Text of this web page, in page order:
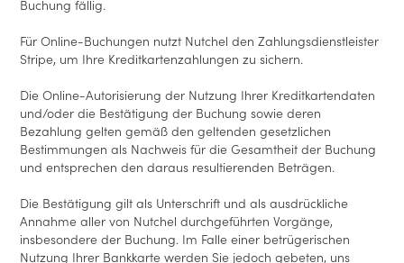
Buchung fällig.
Für Online-Buchungen nutzt Nutchel den Zahlungsdienstleister
Stripe, um Ihre Kreditkartenzahlungen zu sichern.
Die Online-Autorisierung der Nutzung Ihrer Kreditkartendaten
und/oder die Bestätigung der Buchung sowie deren
Bezahlung gelten gemäß den geltenden gesetzlichen
Bestimmungen als Nachweis für die Gesamtheit der Buchung
und entsprechen den daraus resultierenden Beträgen.
Die Bestätigung gilt als Unterschrift und als ausdrückliche
Annahme aller von Nutchel durchgeführten Vorgänge,
insbesondere der Buchung. Im Falle einer betrügerischen
Nutzung Ihrer Bankkarte werden Sie jedoch gebeten, uns